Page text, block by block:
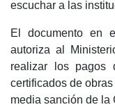
escuchar a las
El documento en
autoriza al
realizar los pagos
certificados de
media sanción de la